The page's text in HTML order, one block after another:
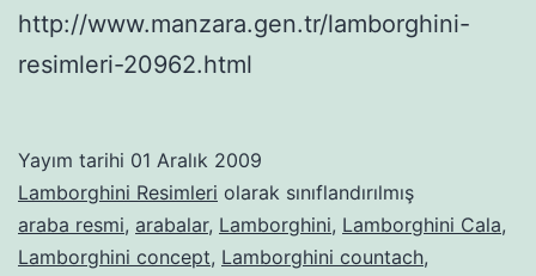
http://www.manzara.gen.tr/lamborghini-
resimleri-20962.html
Yayım tarihi 01 Aralık 2009
Lamborghini Resimleri olarak sınıflandırılmış
araba resmi, arabalar, Lamborghini, Lamborghini Cala,
Lamborghini concept, Lamborghini countach,